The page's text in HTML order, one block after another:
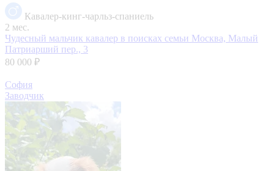
Кавалер-кинг-чарльз-спаниель
2 мес.
Чудесный мальчик кавалер в поисках семьи Москва, Малый
Патриарший пер., 3
80 000 ₽
София
Заводчик